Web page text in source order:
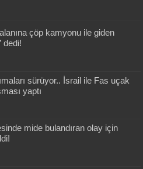
çöp kamyonu ile giden
dedi!
sürüyor.. İsrail ile Fas uçak
yaptı
mide bulandıran olay için